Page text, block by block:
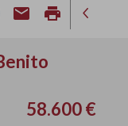
email print
58.600 €